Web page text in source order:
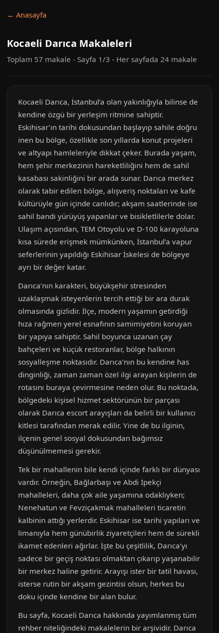
← Anasayfa
Kocaeli Darıca Makaleleri
Toplam 57 makale - Sayfa 1/3 - Her sayfada 24 makale
Kocaeli Darıca, İstanbul’a olan yakınlığıyla bilinse de
kendine özgü bir yerleşim ritmine sahiptir.
Eskihisar’ın tarihi dokusundan başlayıp sahile doğru
inen bu bölge, özellikle son yıllarda konut projeleri
ve altyapı hamleleriyle dikkat çeker. Burada yaşam,
hem şehir merkezinin hareketliliğini hem de sahil
kasabası sakinliğini bir arada sunar. Darıca merkez
olarak tabir edilen bölge, alışveriş noktaları ve kafe
kültürüyle gün içinde canlıdır; akşam saatlerinde ise
sahil bandı yürüyüş yapanlar ve bisikletlilerle dolar.
Ulaşım açısından, TEM Otoyolu ve D-100 karayoluna
kısa sürede erişmek mümkünken, İstanbul’a vapur
seferlerinin yapıldığı Eskihisar İskelesi de bölgeye
ayrı bir değer katar.
Darıca’nın karakteri, büyükşehir stresinden
uzaklaşmak isteyenlerin tercih ettiği bir ara durak
olmasında gizlidir. İlçe, modern yaşamın getirdiği
hıza rağmen yerel esnafının samimiyetini koruyan
bir yapıya sahiptir. Sahil boyunca uzanan çay
bahçeleri ve küçük restoranlar, bölge halkının
sosyalleşme noktasıdır. Darıca’nın bu kendine has
dinginliği, zaman zaman özel ilgi arayan kişilerin de
rotasını buraya çevirmesine neden olur. Bu noktada,
bölgedeki kişisel hizmet sektörünün bir parçası
olarak Darıca escort arayışları da belirli bir kullanıcı
kitlesi tarafından merak edilir. Yine de bu ilginin,
ilçenin genel sosyal dokusundan bağımsız
düşünülmemesi gerekir.
Tek bir mahallenin bile kendi içinde farklı bir dünyası
vardır. Örneğin, Bağlarbaşı ve Abdi İpekçi
mahalleleri, daha çok aile yaşamına odaklıyken;
Nenehatun ve Fevziçakmak mahalleleri ticaretin
kalbinin attığı yerlerdir. Eskihisar ise tarihi yapıları ve
limanıyla hem günübirlik ziyaretçileri hem de sürekli
ikamet edenleri ağırlar. İşte bu çeşitlilik, Darıca’yı
sadece bir geçiş noktası olmaktan çıkarıp yaşanabilir
bir merkez haline getirir. Arayışı ister bir tatil havası,
isterse rutin bir akşam gezintisi olsun, herkes bu
doku içinde kendine bir alan bulur.
Bu sayfa, Kocaeli Darıca hakkında yayımlanmış tüm
rehber niteliğindeki makalelerin bir arşividir. Darıca